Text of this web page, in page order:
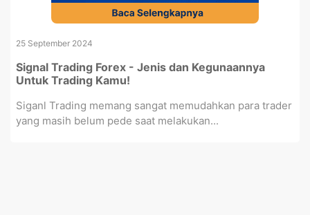
25 September 2024
Signal Trading Forex - Jenis dan Kegunaannya
Untuk Trading Kamu!
Siganl Trading memang sangat memudahkan para trader
yang masih belum pede saat melakukan...